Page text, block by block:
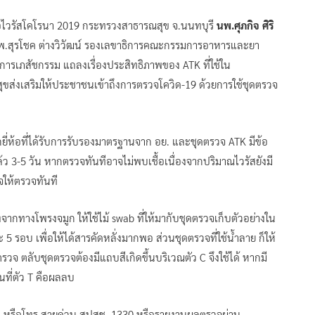
รัสโคโรนา 2019 กระทรวงสาธารณสุข จ.นนทบุรี นพ.ศุภกิจ ศิริ
รโชค ต่างวิวัฒน์ รองเลขาธิการคณะกรรมการอาหารและยา
รเภสัชกรรม แถลงเรื่องประสิทธิภาพของ ATK ที่ใช้ใน
งเสริมให้ประชาชนเข้าถึงการตรวจโควิด-19 ด้วยการใช้ชุดตรวจ
อที่ได้รับการรับรองมาตรฐานจาก อย. และชุดตรวจ ATK มีข้อ
3-5 วัน หากตรวจทันทีอาจไม่พบเชื้อเนื่องจากปริมาณไวรัสยังมี
ให้ตรวจทันที
ทางโพรงจมูก ให้ใช้ไม้ swab ที่ให้มากับชุดตรวจเก็บตัวอย่างใน
รอบ เพื่อให้ได้สารคัดหลั่งมากพอ ส่วนชุดตรวจที่ใช้น้ำลาย ก็ให้
จ ตลับชุดตรวจต้องมีแถบสีเกิดขึ้นบริเวณตัว C จึงใช้ได้ หากมี
ที่ตัว T คือผลลบ